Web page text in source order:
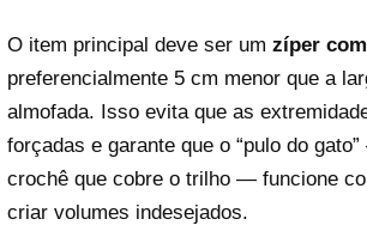
O item principal deve ser um zíper
preferencialmente 5 cm menor que a
almofada. Isso evita que as
forçadas e garante que o “pulo do
crochê que cobre o trilho — funcione
criar volumes indesejados.